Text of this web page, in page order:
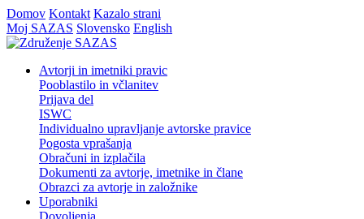
Domov Kontakt Kazalo strani
Moj SAZAS Slovensko English
Avtorji in imetniki pravic
Pooblastilo in včlanitev
Prijava del
ISWC
Individualno upravljanje avtorske pravice
Pogosta vprašanja
Obračuni in izplačila
Dokumenti za avtorje, imetnike in člane
Obrazci za avtorje in založnike
Uporabniki
Dovoljenja